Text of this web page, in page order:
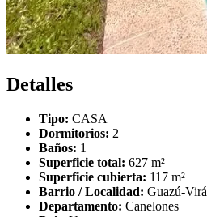
Detalles
Tipo: CASA
Dormitorios: 2
Baños: 1
Superficie total: 627 m²
Superficie cubierta: 117 m²
Barrio / Localidad: Guazú-Virá
Departamento: Canelones